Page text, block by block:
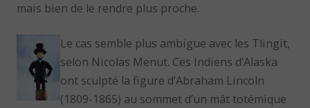
mais bien de le rendre plus proche.
Le cas semble plus ambigue avec les Tlingit,
selon Nicolas Menut. Ces Indiens d’Alaska
ont sculpté la figure d’Abraham Lincoln
(1809-1865) au sommet d’un mât totémique